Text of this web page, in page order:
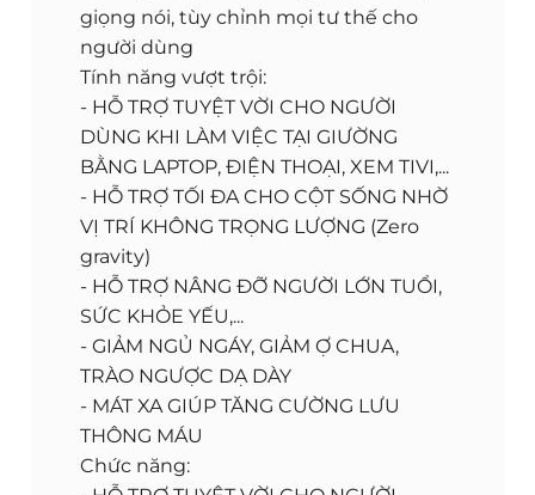
giọng nói, tùy chỉnh mọi tư thế cho
người dùng
Tính năng vượt trội:
- HỖ TRỢ TUYỆT VỜI CHO NGƯỜI
DÙNG KHI LÀM VIỆC TẠI GIƯỜNG
BẰNG LAPTOP, ĐIỆN THOẠI, XEM TIVI,...
- HỖ TRỢ TỐI ĐA CHO CỘT SỐNG NHỜ
VỊ TRÍ KHÔNG TRỌNG LƯỢNG (Zero
gravity)
- HỖ TRỢ NÂNG ĐỠ NGƯỜI LỚN TUỔI,
SỨC KHỎE YẾU,...
- GIẢM NGỦ NGÁY, GIẢM Ợ CHUA,
TRÀO NGƯỢC DẠ DÀY
- MÁT XA GIÚP TĂNG CƯỜNG LƯU
THÔNG MÁU
Chức năng: